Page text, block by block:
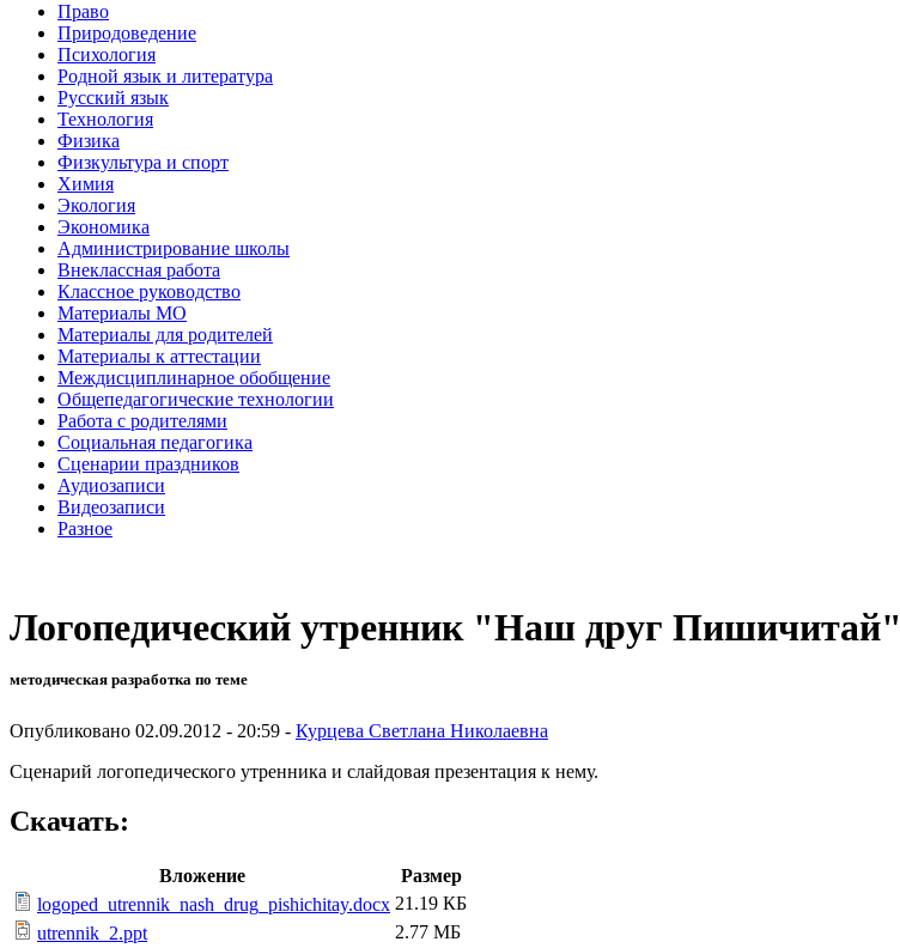
Право
Природоведение
Психология
Родной язык и литература
Русский язык
Технология
Физика
Физкультура и спорт
Химия
Экология
Экономика
Администрирование школы
Внеклассная работа
Классное руководство
Материалы МО
Материалы для родителей
Материалы к аттестации
Междисциплинарное обобщение
Общепедагогические технологии
Работа с родителями
Социальная педагогика
Сценарии праздников
Аудиозаписи
Видеозаписи
Разное
Логопедический утренник "Наш друг Пишичитай"
методическая разработка по теме
Опубликовано 02.09.2012 - 20:59 - Курцева Светлана Николаевна
Сценарий логопедического утренника и слайдовая презентация к нему.
Скачать:
Вложение
Размер
logoped_utrennik_nash_drug_pishichitay.docx 21.19 КБ
utrennik_2.ppt
2.77 МБ